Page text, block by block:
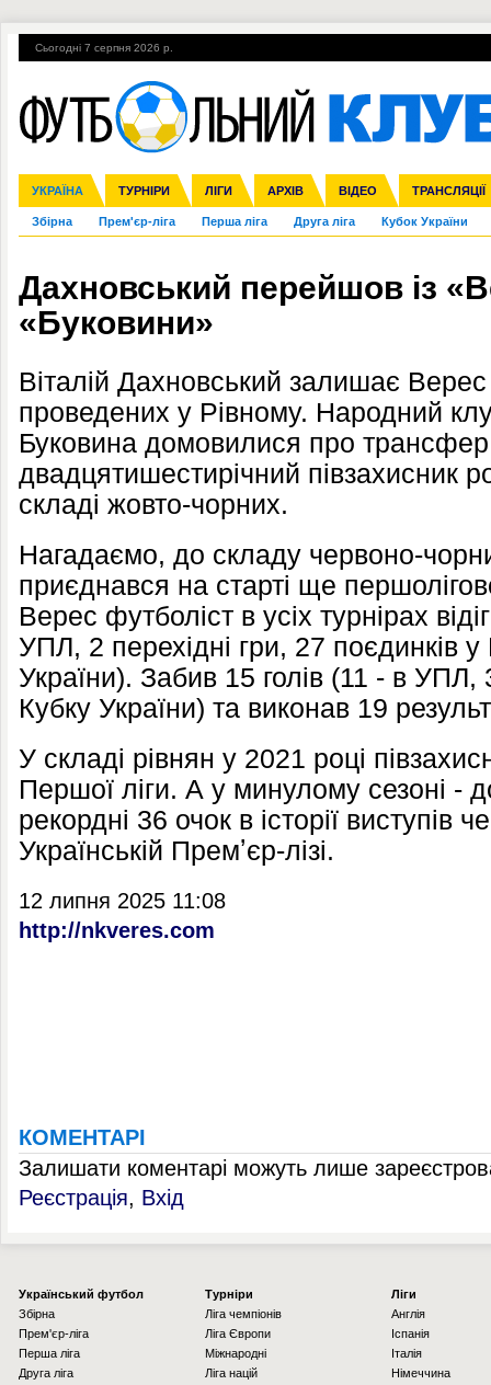
Сьогодні 7 серпня 2026 р.
УКРАЇНА ТУРНІРИ ЛІГИ АРХІВ ВІДЕО ТРАНСЛЯЦІЇ
Збірна Прем'єр-ліга Перша ліга Друга ліга Кубок України
Ліга чемпіонів Ліга Європи Міжнародні Ліга націй Ліга
Англія Іспанія Італія Німеччина Франція Інші
ЧС-2014 ЄВРО-2016 Росія Кубок конфедерацій ЧЄ-2015 (U-
Гарячі теми УПЛ, 1-й тур ВІЙНА УПЛ-ПЕРЕХОДИ
Дахновський перейшов із
«Буковини»
Віталій Дахновський залишає Верес
проведених у Рівному. Народний
Буковина домовилися про трансфер
двадцятишестирічний півзахисник
складі жовто-чорних.
Нагадаємо, до складу червоно-
приєднався на старті ще
Верес футболіст в усіх турнірах
УПЛ, 2 перехідні гри, 27 поєдинків у
України). Забив 15 голів (11 - в УПЛ,
Кубку України) та виконав 19
У складі рівнян у 2021 році
Першої ліги. А у минулому сезоні -
рекордні 36 очок в історії виступів
Українській Премʼєр-лізі.
12 липня 2025 11:08
http://nkveres.com
КОМЕНТАРІ
Залишати коментарі можуть лише
Реєстрація, Вхід
Українcький футбол
Збірна
Прем'єр-ліга
Перша ліга
Друга ліга
Турніри
Ліга чемпіонів
Ліга Європи
Міжнародні
Ліга націй
Ліги
Англія
Іспанія
Італія
Німеччина